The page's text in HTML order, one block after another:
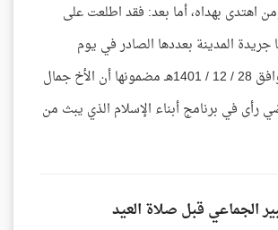
اهتدى بهداه، أما بعد: فقد اطلعت على
جريدة المدينة بعددها الصادر في يوم
الاثنين الموافق 28 / 12 / 1401هـ مضمونها أن الأخ جمال
رأى في برنامج أبناء الإسلام الذي يبث من
الجماعي قبل صلاة العيد